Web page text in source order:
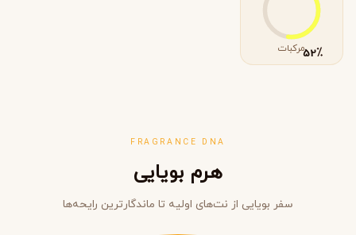
٪52مرکبات
FRAGRANCE DNA
هرم بویایی
سفر بویایی از نت‌های اولیه تا ماندگارترین رایحه‌ها